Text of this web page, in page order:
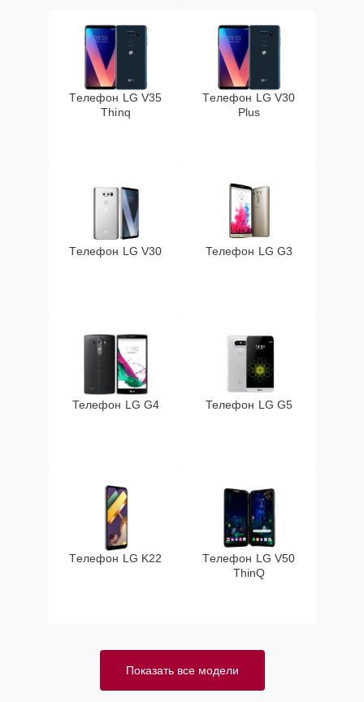
Телефон LG V35
Thinq
Телефон LG V30
Plus
Телефон LG V30 Телефон LG G3
Телефон LG G4 Телефон LG G5
Телефон LG K22
Телефон LG V50
ThinQ
Показать все модели